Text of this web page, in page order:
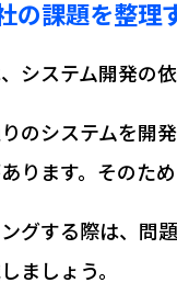
の課題を整理
システム開発の
のシステムを開
ります。そのた
グする際は、問
ましょう。